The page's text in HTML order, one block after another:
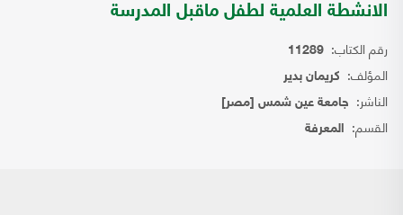
الانشطة العلمية لطفل ماقبل المدرسة
رقم الكتاب: 11289
المؤلف: كريمان بدير
الناشر: جامعة عين شمس [مصر]
القسم: المعرفة